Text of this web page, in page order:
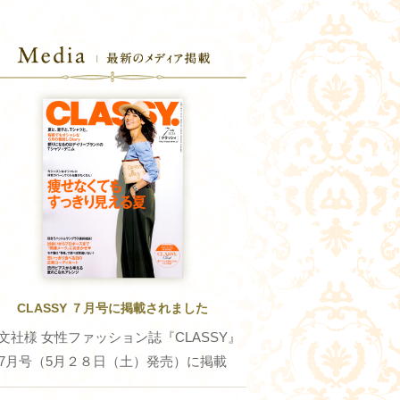
CLASSY ７月号に掲載されました
社様 女性ファッション誌『CLASSY』
月号（5月２８日（土）発売）に掲載